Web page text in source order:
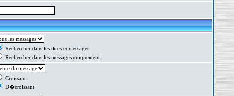
Rechercher dans les titres et messages
Rechercher dans les messages uniquement
Croissant
D�croissant